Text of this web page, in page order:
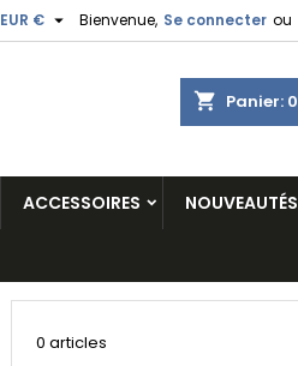
Bienvenue, Se connecter ou
EUR € 
shopping_cart Panier: 0
ACCESSOIRES NOUVEAUTÉS
0 articles